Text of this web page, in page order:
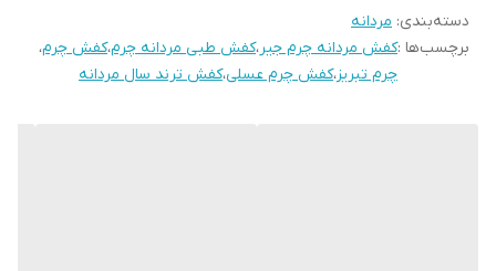
دسته‌بندی: مردانه
برچسب‌ها :کفش مردانه چرم جیر،کفش طبی مردانه چرم،کفش چرم،
چرم تبریز،کفش چرم عسلی،کفش ترند سال مردانه